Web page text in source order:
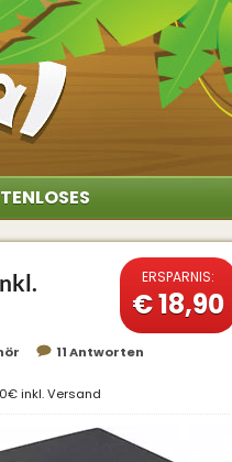
ERSPARNIS:
€ 18,90
11 Antworten
inkl. Versand